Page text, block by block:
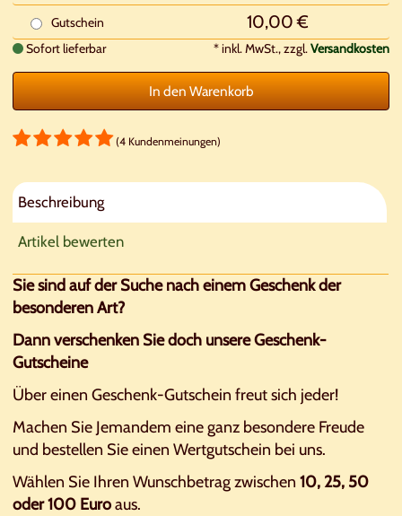
Gutschein 10,00 €
Sofort lieferbar *inkl. MwSt., zzgl.Versandkosten
In den Warenkorb
(4 Kundenmeinungen)
Beschreibung
Artikel bewerten
Sie sind auf der Suche nach einem Geschenk der
besonderen Art?
Dann verschenken Sie doch unsere Geschenk-
Gutscheine
Über einen Geschenk-Gutschein freut sich jeder!
Machen Sie Jemandem eine ganz besondere Freude
und bestellen Sie einen Wertgutschein bei uns.
Wählen Sie Ihren Wunschbetrag zwischen 10, 25, 50
oder 100 Euroaus.